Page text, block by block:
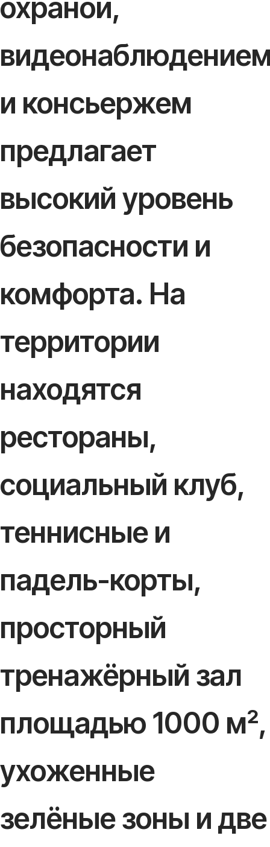
охраной,
и консьержем
предлагает
высокий уровень
безопасности и
комфорта. На
территории
находятся
рестораны,
социальный клуб,
теннисные и
падель-корты,
просторный
тренажёрный зал
площадью 1000 м²,
ухоженные
зелёные зоны и две